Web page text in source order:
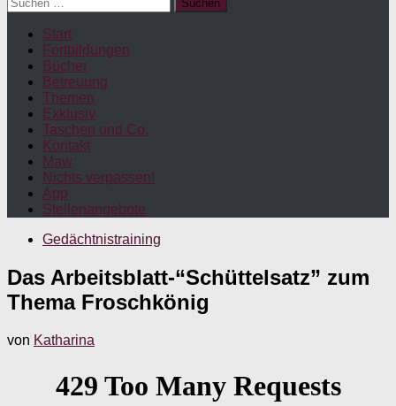
nach:
Start
Fortbildungen
Bücher
Betreuung
Themen
Exklusiv
Taschen und Co.
Kontakt
Maw
Nichts verpassen!
App
Stellenangebote
Gedächtnistraining
Das Arbeitsblatt-“Schüttelsatz” zum
Thema Froschkönig
von Katharina